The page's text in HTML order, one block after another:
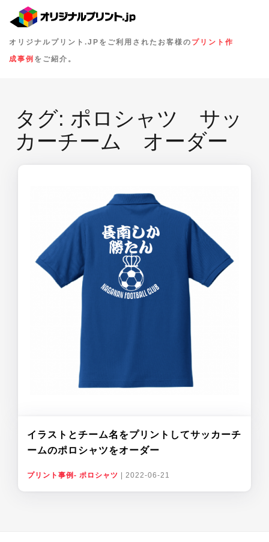
オリジナルプリント.JPをご利用されたお客様の プリント作
成事例 をご紹介。
タグ: ポロシャツ サッ
カーチーム オーダー
イラストとチーム名をプリントしてサッカーチ
ームのポロシャツをオーダー
プリント事例- ポロシャツ 2022-06-21